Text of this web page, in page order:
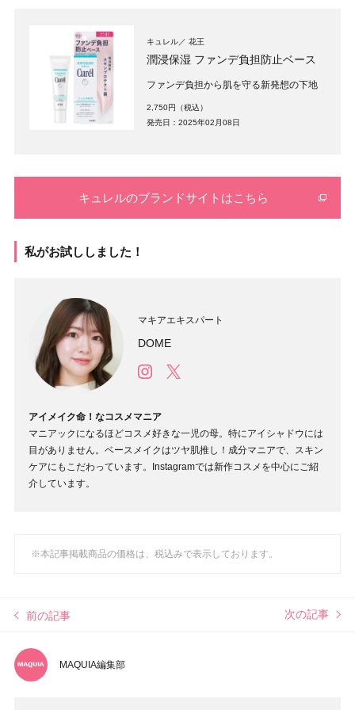
キュレル 花王
潤浸保湿 ファンデ負担防止ベース
ファンデ負担から肌を守る新発想の下地
2,750円（税込）
発売日：2025年02月08日
キュレルのブランドサイトはこちら
私がお試ししました！
マキアエキスパート
DOME
アイメイク命！なコスメマニア
マニアックになるほどコスメ好きな一児の母。特にアイシャドウには
目がありません。ベースメイクはツヤ肌推し！成分マニアで、スキン
ケアにもこだわっています。Instagramでは新作コスメを中心にご紹
介しています。
※本記事掲載商品の価格は、税込みで表示しております。
前の記事 次の記事
MAQUIA編集部